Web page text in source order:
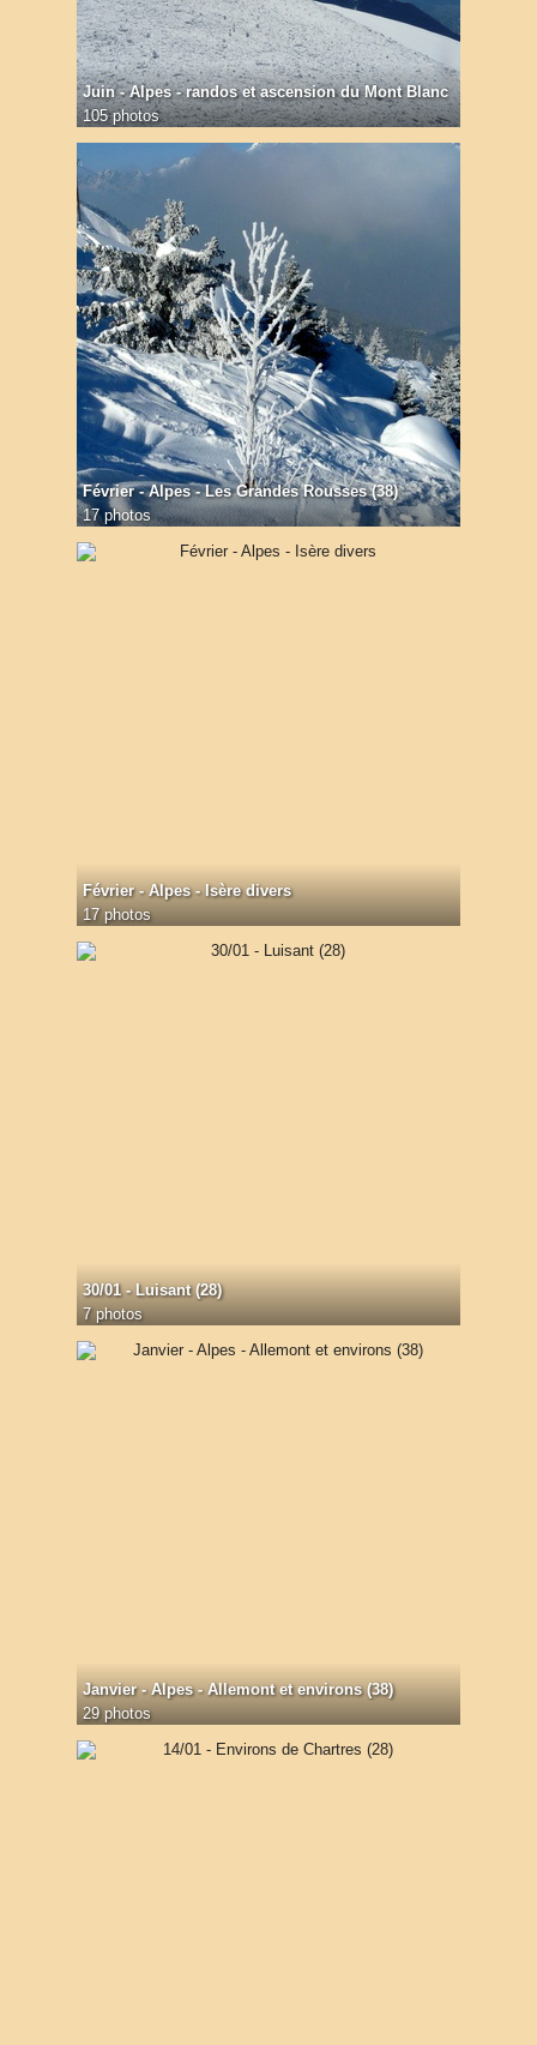
Juin - Alpes - randos et ascension du Mont Blanc
105 photos
Février - Alpes - Les Grandes Rousses (38)
17 photos
Février - Alpes - Isère divers
17 photos
30/01 - Luisant (28)
7 photos
Janvier - Alpes - Allemont et environs (38)
29 photos